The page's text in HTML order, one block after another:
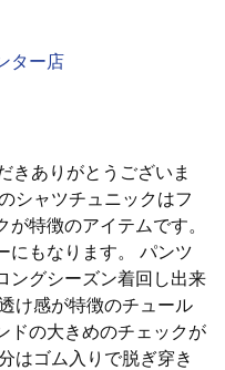
ター店
きありがとうございま
シャツチュニックはフ
特徴のアイテムです。
にもなります。 パンツ
ングシーズン着回し出来
け感が特徴のチュール
ドの大きめのチェックが
はゴム入りで脱ぎ穿き